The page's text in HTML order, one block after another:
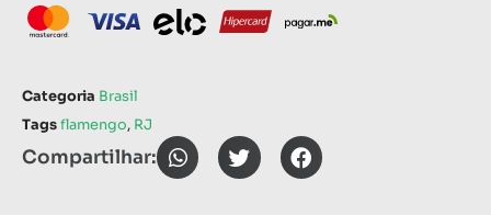
Categoria Brasil
Tagsflamengo, RJ
Compartilhar: